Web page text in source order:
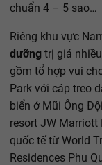
chuẩn 4 – 5 sao…
Riêng khu vực
dưỡng trị giá
gồm tổ hợp vui
Park với cáp treo
biển ở Mũi Ông
resort JW Marriott
quốc tế từ World
Residences Phu